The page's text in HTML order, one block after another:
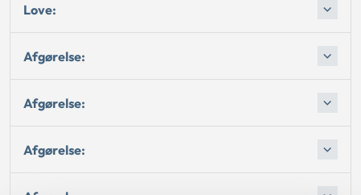
Love:
Afgørelse:
Afgørelse:
Afgørelse: